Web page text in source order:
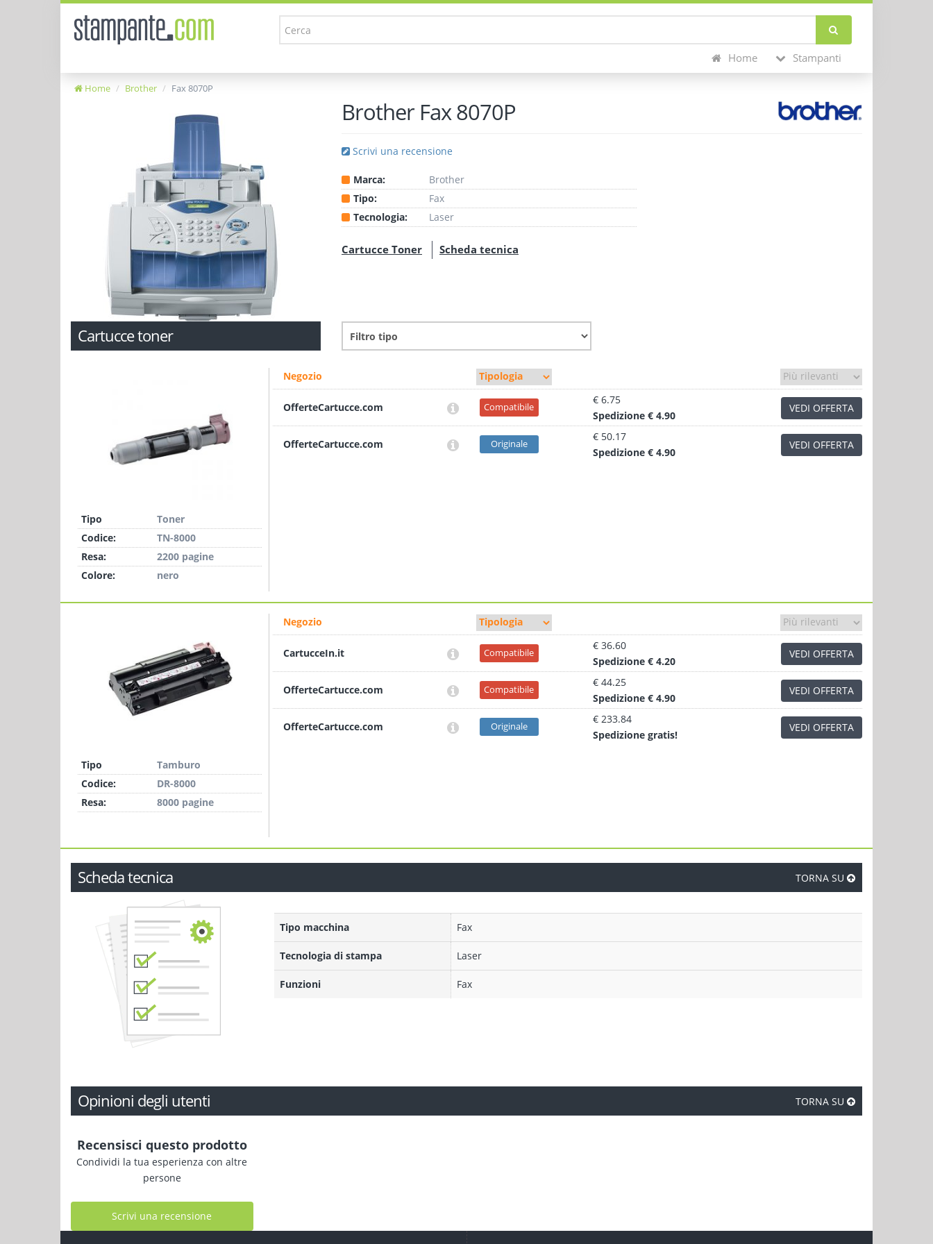
Home Stampanti
Home Brother Fax 8070P
Brother Fax 8070P
Scrivi una recensione
Marca:
Brother
Tipo:
Fax
Tecnologia:
Laser
Cartucce Toner Scheda tecnica
Cartucce toner
Tipo
Toner
Codice:
TN-8000
Resa:
2200 pagine
Colore:
nero
Negozio
OfferteCartucce.com Compatibile
€ 6.75
Spedizione € 4.90
VEDI OFFERTA
OfferteCartucce.com Originale
€ 50.17
Spedizione € 4.90
VEDI OFFERTA
Tipo
Tamburo
Codice:
DR-8000
Resa:
8000 pagine
Negozio
CartucceIn.it Compatibile
€ 36.60
Spedizione € 4.20
VEDI OFFERTA
OfferteCartucce.com Compatibile
€ 44.25
Spedizione € 4.90
VEDI OFFERTA
OfferteCartucce.com Originale
€ 233.84
Spedizione gratis!
VEDI OFFERTA
Scheda tecnica TORNA SU
Tipo macchina Fax
Tecnologia di stampa Laser
Funzioni Fax
Opinioni degli utenti TORNA SU
Recensisci questo prodotto
Condividi la tua esperienza con altre
persone
Scrivi una recensione